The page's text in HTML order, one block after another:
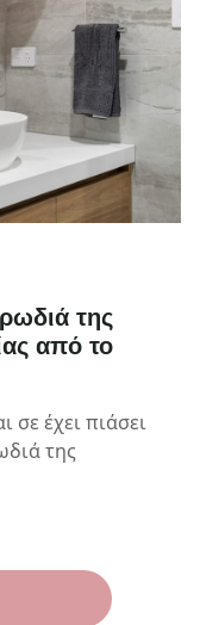
της
από το
σε έχει πιάσει
της